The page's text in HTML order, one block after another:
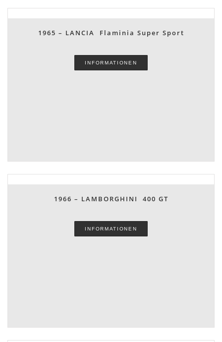
1965 – LANCIA Flaminia Super Sport
INFORMATIONEN
1966 – LAMBORGHINI 400 GT
INFORMATIONEN